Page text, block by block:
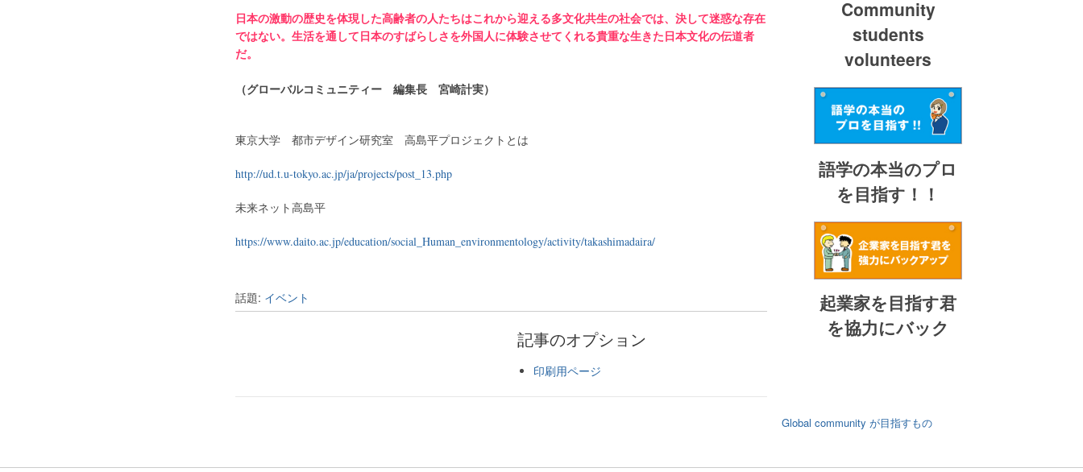
日本の激動の歴史を体現した高齢者の人たちはこれから迎える多文化共生の社会では、決して迷惑な存在
ではない。生活を通して日本のすばらしさを外国人に体験させてくれる貴重な生きた日本文化の伝道者
だ。
（グローバルコミュニティー 編集長 宮崎計実）
東京大学 都市デザイン研究室 高島平プロジェクトとは
http://ud.t.u-tokyo.ac.jp/ja/projects/post_13.php
未来ネット高島平
https://www.daito.ac.jp/education/social_Human_environmentology/activity/takashimadaira/
話題: イベント
記事のオプション
印刷用ページ
Community
students
volunteers
語学の本当のプロ
を目指す！！
起業家を目指す君
を協力にバック
Global community が目指すもの